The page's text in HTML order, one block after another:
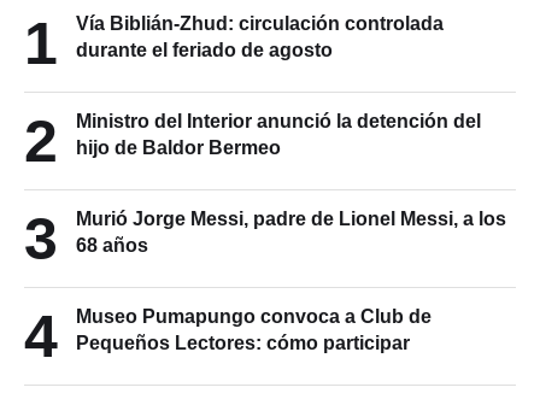
1
Vía Biblián-Zhud: circulación controlada
durante el feriado de agosto
2
Ministro del Interior anunció la detención del
hijo de Baldor Bermeo
3
Murió Jorge Messi, padre de Lionel Messi, a los
68 años
4
Museo Pumapungo convoca a Club de
Pequeños Lectores: cómo participar